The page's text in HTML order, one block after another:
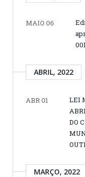
MAIO 06
ABRIL, 2022
ABR 01
LEI
DO
MARÇO, 2022